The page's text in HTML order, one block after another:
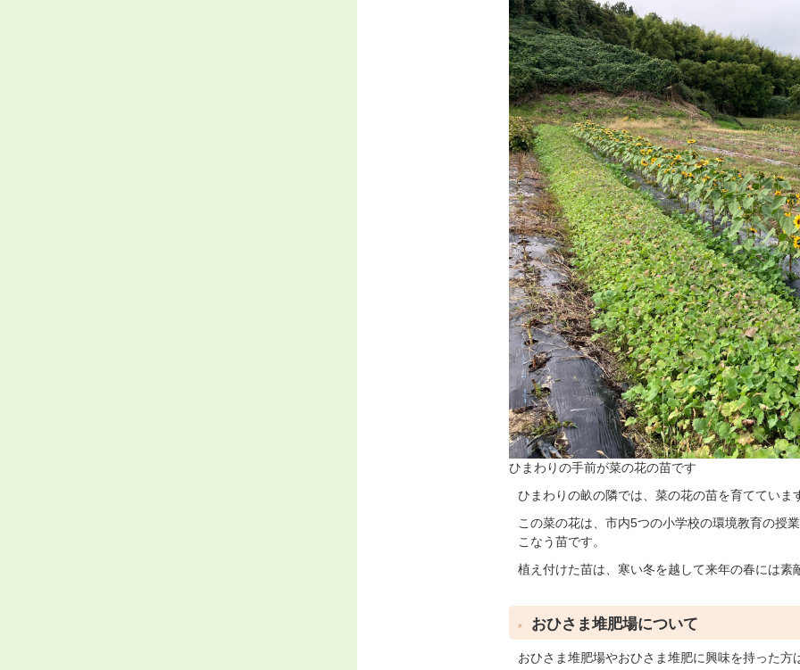
ひまわりの手前が菜の花の苗です
ひまわりの畝の隣では、菜の花の苗を育てていま
この菜の花は、市内5つの小学校の環境教育の授
こなう苗です。
植え付けた苗は、寒い冬を越して来年の春には素
おひさま堆肥場について
おひさま堆肥場やおひさま堆肥に興味を持った